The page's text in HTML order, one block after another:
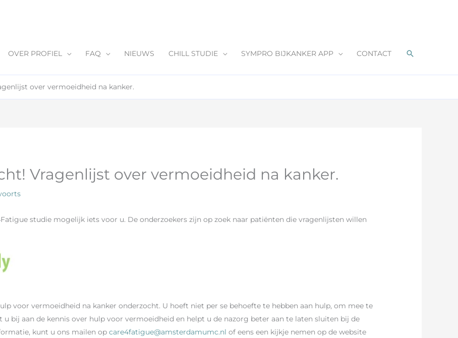
OVER PROFIEL FAQ NIEUWS CHILL STUDIE SYMPRO BIJKANKER APP CONTACT Zoeken
over vermoeidheid na kanker.
Vragenlijst over vermoeidheid na kanker.
studie mogelijk iets voor u. De onderzoekers zijn op zoek naar patiënten die vragenlijsten willen
voor vermoeidheid na kanker onderzocht. U hoeft niet per se behoefte te hebben aan hulp, om mee te
u bij aan de kennis over hulp voor vermoeidheid en helpt u de nazorg beter aan te laten sluiten bij de
kunt u ons mailen opcare4fatigue@amsterdamumc.nl of eens een kijkje nemen op de website